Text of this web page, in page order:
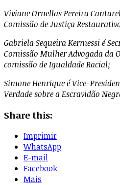
Viviane Ornellas Pereira
Comissão de Justiça
Gabriela Sequeira Kermessi é
Comissão Mulher Advogada da
comissão de Igualdade Racial;
Simone Henrique é Vice-
Verdade sobre a Escravidão
Share this:
Imprimir
WhatsApp
E-mail
Facebook
Mais